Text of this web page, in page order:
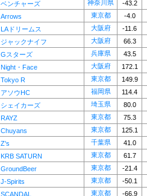
ベンチャーズ 神奈川県
-43.2
Arrows 東京都
-4.0
LAドリームス 大阪府
-11.6
ジャックナイフ 大阪府
66.3
Gスターズ 兵庫県
43.5
Night・Face 大阪府
172.1
Tokyo R 東京都
149.9
アソウHC 福岡県
114.4
シェイカーズ 埼玉県
80.0
RAYZ 東京都
75.3
Chuyans 東京都
125.1
Z's 千葉県
41.0
KRB SATURN 東京都
61.7
GroundBeer 東京都
-21.4
J-Spirits 東京都
-50.1
SCANDAL 東京都
-66.9